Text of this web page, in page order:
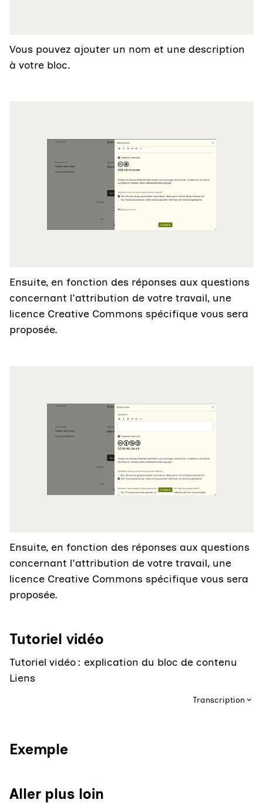
Vous pouvez ajouter un nom et une description
à votre bloc.
Ensuite, en fonction des réponses aux questions
concernant l'attribution de votre travail, une
licence Creative Commons spécifique vous sera
proposée.
Ensuite, en fonction des réponses aux questions
concernant l'attribution de votre travail, une
licence Creative Commons spécifique vous sera
proposée.
Tutoriel vidéo
Tutoriel vidéo : explication du bloc de contenu
Liens
Transcription
Exemple
Aller plus loin